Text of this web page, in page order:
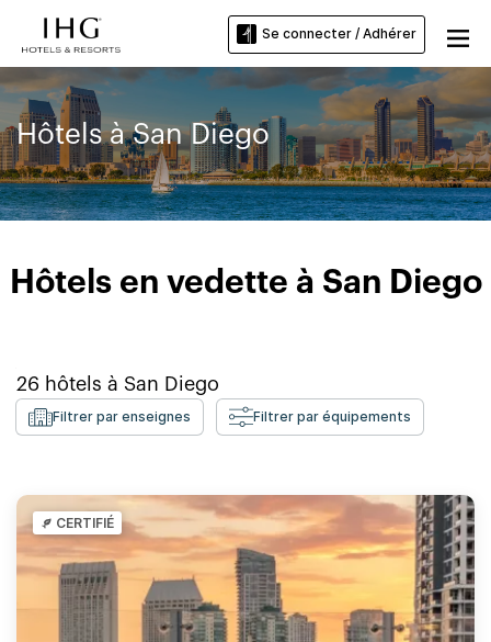
Se connecter / Adhérer
Hôtels à San Diego
Hôtels en vedette à San Diego
26 hôtels à San Diego
Filtrer par enseignes Filtrer par équipements
CERTIFIÉ